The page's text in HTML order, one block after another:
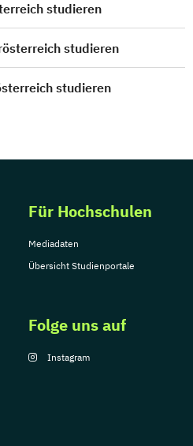
studieren
studieren
studieren
Für Hochschulen
Mediadaten
Übersicht Studienportale
Folge uns auf
Instagram